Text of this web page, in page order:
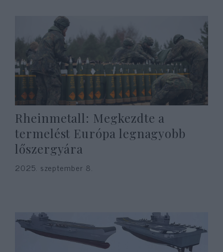
Rheinmetall: Megkezdte a
termelést Európa legnagyobb
lőszergyára
2025. szeptember 8.